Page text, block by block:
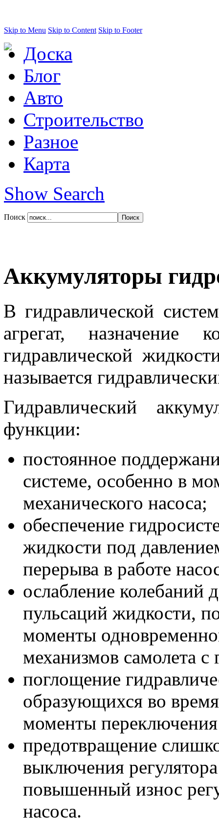
Skip to Menu Skip to Content Skip to Footer
Доска
Блог
Авто
Строительство
Разное
Карта
Show Search
Поиск
Аккумуляторы
В гидравлической
агрегат, назначение
гидравлической
называется
Гидравлический
функции:
постоянное
системе, особенно в
механического насоса;
обеспечение
жидкости под
перерыва в работе
ослабление колебаний
пульсаций жидкости,
моменты
механизмов самолета
поглощение
образующихся во
моменты
предотвращение
выключения
повышенный износ
насоса.